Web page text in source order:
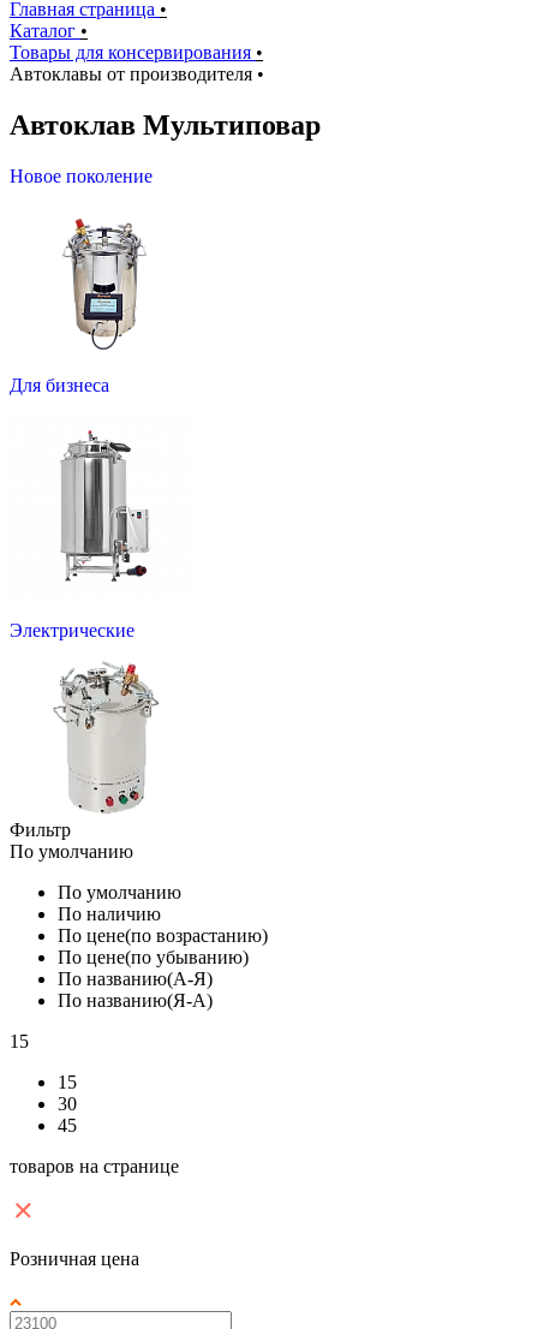
Главная страница •
Каталог •
Товары для консервирования •
Автоклавы от производителя •
Автоклав Мультиповар
Новое поколение
Для бизнеса
Электрические
Фильтр
По умолчанию
По умолчанию
По наличию
По цене(по возрастанию)
По цене(по убыванию)
По названию(А-Я)
По названию(Я-А)
15
15
30
45
товаров на странице
Розничная цена